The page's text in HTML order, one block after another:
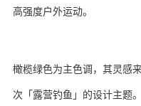
高强度户外运动。
橄榄绿色为主色调，其灵感
次「露营钓鱼」的设计主题